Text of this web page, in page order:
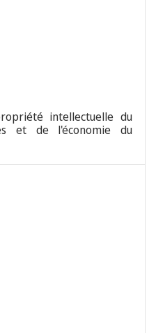
intellectuelle du
et de l'économie du